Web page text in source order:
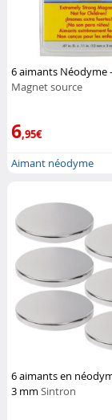
6 aimants Néodyme
Magnet source
6,95€
Aimant néodyme
6 aimants en
3 mm Sintron